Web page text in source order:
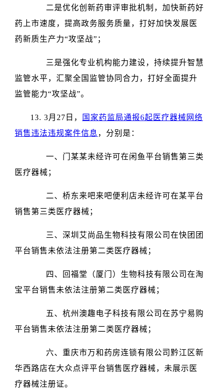
二是优化创新药审评审批机制，加快新药好
药上市速度，提高政务服务质量，打好加快发展医
药新质生产力“攻坚战”；
三是强化专业机构能力建设，持续提升智慧
监管水平，汇聚全国监管协同合力，打好全面提升
监管能力“攻坚战”。
13. 3月27日，
国家药监局通报6起医疗器械网络
销售违法违规案件信息 ，分别是：
一、门某某未经许可在闲鱼平台销售第三类
医疗器械；
二、桥东来吧来吧便利店未经许可在某平台
销售第三类医疗器械；
三、深圳艾尚品生物科技有限公司在快团团
平台销售未依法注册第二类医疗器械；
四、回福堂（厦门）生物科技有限公司在淘
宝平台销售未依法注册第二类医疗器械；
五、杭州澳趣电子科技有限公司在苏宁易购
平台销售未依法注册第二类医疗器械；
六、重庆市万和药房连锁有限公司黔江区新
华西路店在大众点评平台销售医疗器械，未展示医
疗器械注册证。